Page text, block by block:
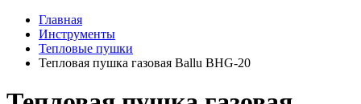
Главная
Инструменты
Тепловые пушки
Тепловая пушка газовая Ballu BHG-20